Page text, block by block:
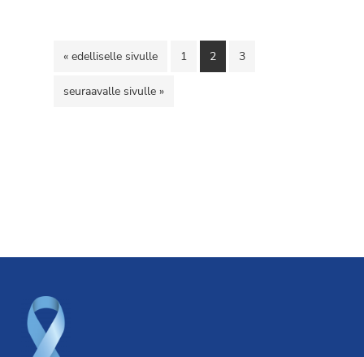
« Siirry
edelliselle sivulle Sivu
1 Sivu
2 Sivu
3
Siirry
seuraavalle sivulle »